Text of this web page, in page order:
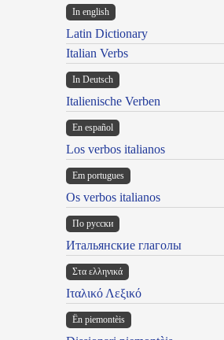
In english
Latin Dictionary
Italian Verbs
In Deutsch
Italienische Verben
En español
Los verbos italianos
Em portugues
Os verbos italianos
По русски
Итальянские глаголы
Στα ελληνικά
Ιταλικό Λεξικό
Ën piemontèis